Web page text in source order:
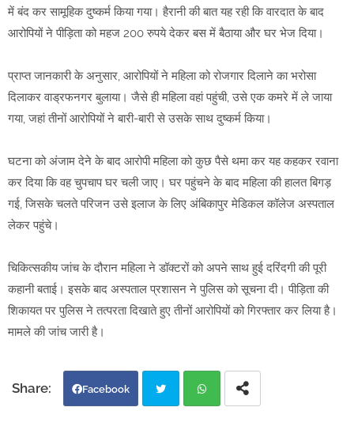
में बंद कर सामूहिक दुष्कर्म किया गया। हैरानी की बात यह रही कि वारदात के बाद
आरोपियों ने पीड़िता को महज 200 रुपये देकर बस में बैठाया और घर भेज दिया।
प्राप्त जानकारी के अनुसार, आरोपियों ने महिला को रोजगार दिलाने का भरोसा
दिलाकर वाड्रफनगर बुलाया। जैसे ही महिला वहां पहुंची, उसे एक कमरे में ले जाया
गया, जहां तीनों आरोपियों ने बारी-बारी से उसके साथ दुष्कर्म किया।
घटना को अंजाम देने के बाद आरोपी महिला को कुछ पैसे थमा कर यह कहकर रवाना
कर दिया कि वह चुपचाप घर चली जाए। घर पहुंचने के बाद महिला की हालत बिगड़
गई, जिसके चलते परिजन उसे इलाज के लिए अंबिकापुर मेडिकल कॉलेज अस्पताल
लेकर पहुंचे।
चिकित्सकीय जांच के दौरान महिला ने डॉक्टरों को अपने साथ हुई दरिंदगी की पूरी
कहानी बताई। इसके बाद अस्पताल प्रशासन ने पुलिस को सूचना दी। पीड़िता की
शिकायत पर पुलिस ने तत्परता दिखाते हुए तीनों आरोपियों को गिरफ्तार कर लिया है।
मामले की जांच जारी है।
Facebook